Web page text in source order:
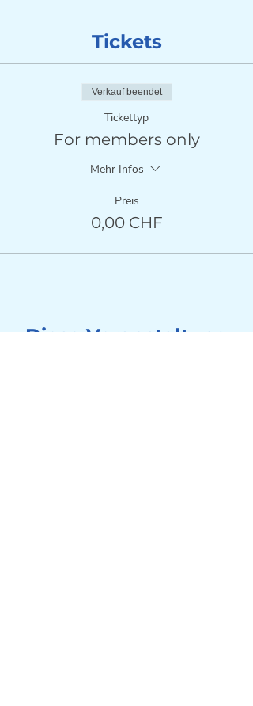
Tickets
Verkauf beendet
Tickettyp
For members only
Mehr Infos
Preis
0,00 CHF
Diese Veranstaltung